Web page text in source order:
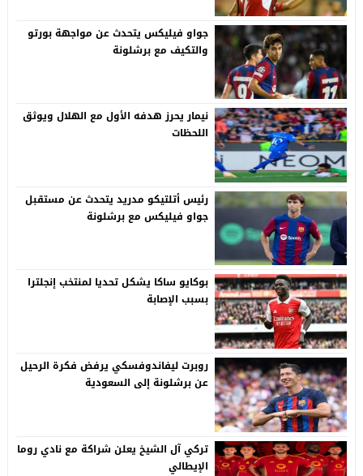
جواو فيليكس يتحدث عن مواجهة بورتو
والتكيف مع برشلونة
نيمار يحرز هدفه الأول مع الهلال ويوثق
اللحظات
رئيس أتلتيكو مدريد يتحدث عن مستقبل
جواو فيليكس مع برشلونة
بوكايو ساكا يشكل تحديا لمنتخب إنجلترا
بسبب الإصابة
روبرت ليفاندوفسكي يرفض فكرة الرحيل
عن برشلونة إلى السعودية
تركي آل الشيخ يعلن شراكة مع نادي روما
الإيطالي